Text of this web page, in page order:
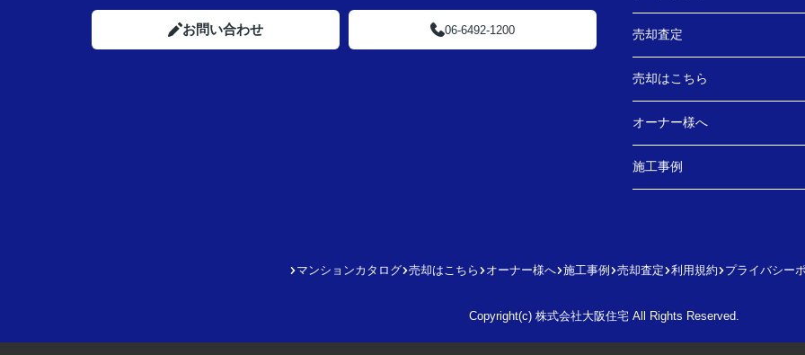
お問い合わせ 06-6492-1200 売却査定
売却はこちら
オーナー様へ
施工事例
マンションカタログ 売却はこちら オーナー様へ 施工事例 売却査定 利用規約 プライバシー
Copyright(c) 株式会社大阪住宅 All Rights Reserved.